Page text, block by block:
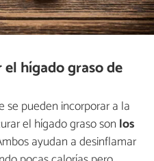
hígado graso de
se pueden incorporar a la
el hígado graso son los
ayudan a desinflamar